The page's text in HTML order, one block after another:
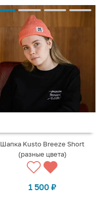
Шапка Kusto Breeze Short
(разные цвета)
1 500 ₽